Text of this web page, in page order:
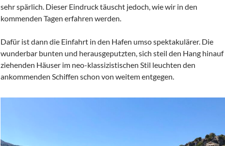
sehr spärlich. Dieser Eindruck täuscht jedoch, wie wir in den
kommenden Tagen erfahren werden.
Dafür ist dann die Einfahrt in den Hafen umso spektakulärer. Die
wunderbar bunten und herausgeputzten, sich steil den Hang hinauf
ziehenden Häuser im neo-klassizistischen Stil leuchten den
ankommenden Schiffen schon von weitem entgegen.